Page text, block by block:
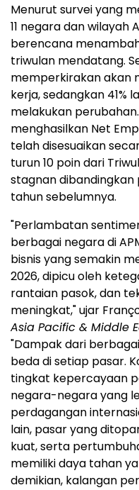
Menurut survei yang
11 negara dan wilayah
berencana
triwulan mendatang.
memperkirakan akan
kerja, sedangkan 41%
melakukan
menghasilkan Net
telah disesuaikan
turun 10 poin dari
stagnan
tahun sebelumnya.
"Perlambatan
berbagai negara di
bisnis yang semakin
2026, dipicu oleh
rantaian pasok, dan
meningkat," ujar
Asia Pacific & Middle
"Dampak dari
beda di setiap pasar.
tingkat kepercayaan
negara-negara yang
perdagangan
lain, pasar yang
kuat, serta
memiliki daya tahan
demikian, kalangan